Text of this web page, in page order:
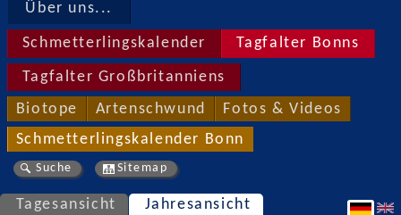
Über uns...
Schmetterlingskalender Tagfalter Bonns
Tagfalter Großbritanniens
Biotope Artenschwund Fotos & Videos
Schmetterlingskalender Bonn
Suche Sitemap
Tagesansicht Jahresansicht